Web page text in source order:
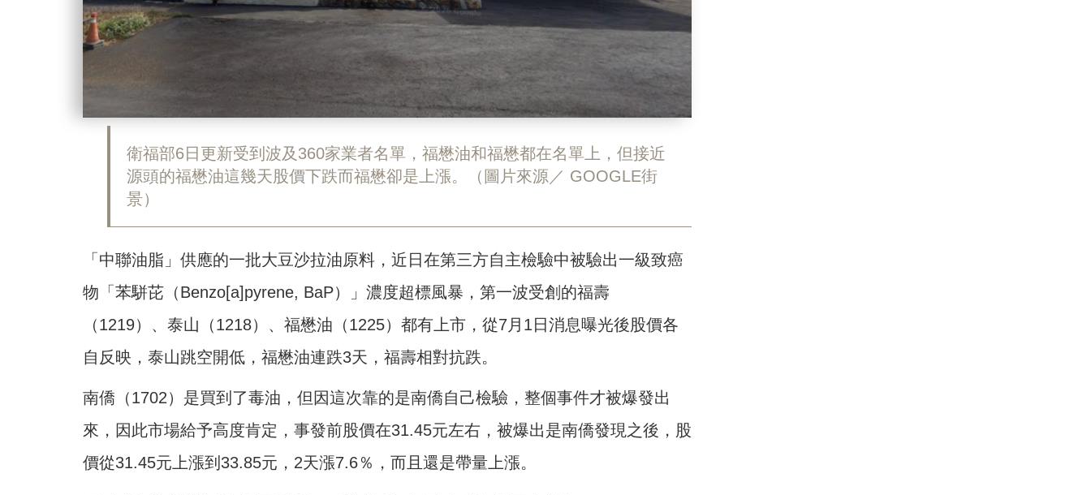
衛福部6日更新受到波及360家業者名單，福懋油和福懋都在名單上，但接近
源頭的福懋油這幾天股價下跌而福懋卻是上漲。（圖片來源／ GOOGLE街
景）
「中聯油脂」供應的一批大豆沙拉油原料，近日在第三方自主檢驗中被驗出一級致癌
物「苯駢芘（Benzo[a]pyrene, BaP）」濃度超標風暴，第一波受創的福壽
（1219）、泰山（1218）、福懋油（1225）都有上市，從7月1日消息曝光後股價各
自反映，泰山跳空開低，福懋油連跌3天，福壽相對抗跌。
南僑（1702）是買到了毒油，但因這次靠的是南僑自己檢驗，整個事件才被爆發出
來，因此市場給予高度肯定，事發前股價在31.45元左右，被爆出是南僑發現之後，股
價從31.45元上漲到33.85元，2天漲7.6％，而且還是帶量上漲。